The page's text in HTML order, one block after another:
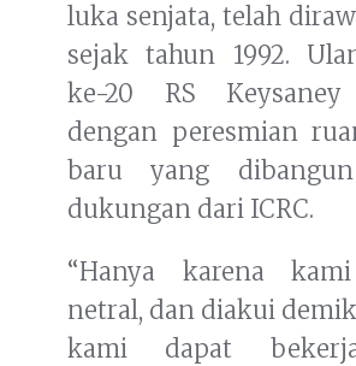
luka senjata, telah
sejak tahun 1992.
ke-20 RS
dengan peresmian
baru yang
dukungan dari ICRC.
“Hanya karena
netral, dan diakui
kami dapat